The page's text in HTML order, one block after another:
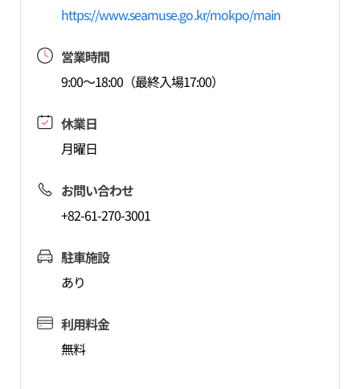
https://www.seamuse.go.kr/mokpo/main
営業時間
9:00～18:00（最終入場17:00）
休業日
月曜日
お問い合わせ
+82-61-270-3001
駐車施設
あり
利用料金
無料